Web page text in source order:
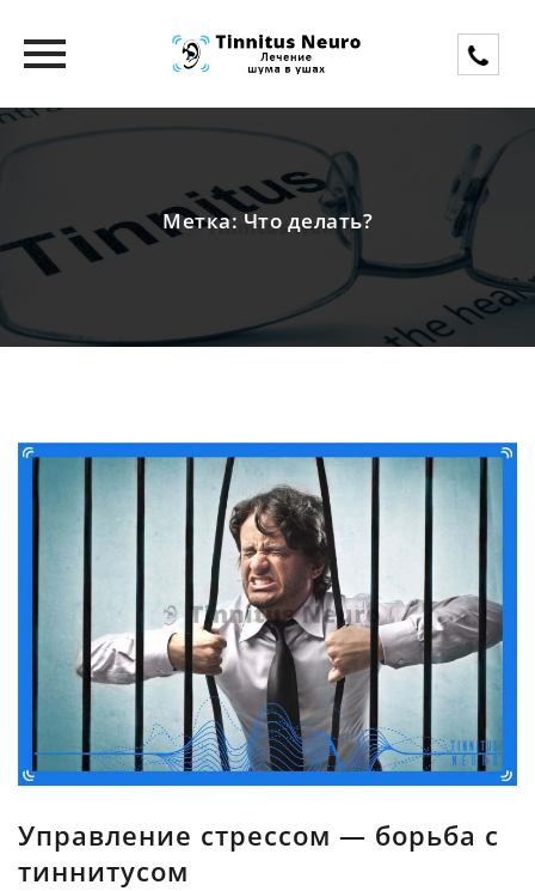
Метка:Что делать?
Управление стрессом — борьба с
тиннитусом
Skip